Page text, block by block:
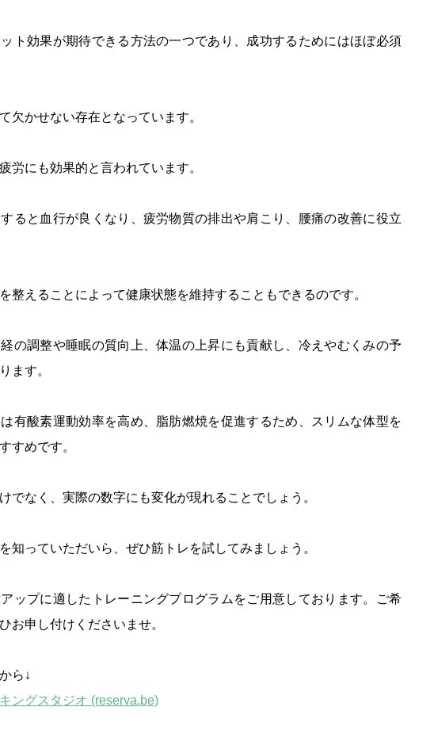
ト効果が期待できる方法の一つであり、成功するためにはほぼ必須
欠かせない存在となっています。
労にも効果的と言われています。
すると血行が良くなり、疲労物質の排出や肩こり、腰痛の改善に役立
整えることによって健康状態を維持することもできるのです。
の調整や睡眠の質向上、体温の上昇にも貢献し、冷えやむくみの予
ます。
有酸素運動効率を高め、脂肪燃焼を促進するため、スリムな体型を
すめです。
でなく、実際の数字にも変化が現れることでしょう。
知っていただいら、ぜひ筋トレを試してみましょう。
ップに適したトレーニングプログラムをご用意しております。ご希
お申し付けくださいませ。
ら↓
ングスタジオ (reserva.be)